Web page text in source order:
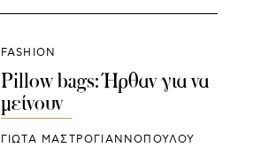
FASHION
Pillow bags: Ήρθαν για να
μείνουν
ΓΙΩΤΑ ΜΑΣΤΡΟΓΙΑΝΝΟΠΟΥΛΟΥ